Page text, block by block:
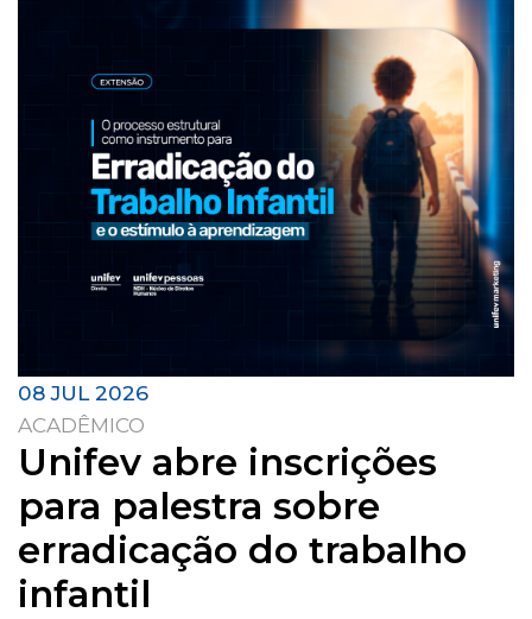
08 JUL 2026
ACADÊMICO
Unifev abre inscrições
para palestra sobre
erradicação do trabalho
infantil